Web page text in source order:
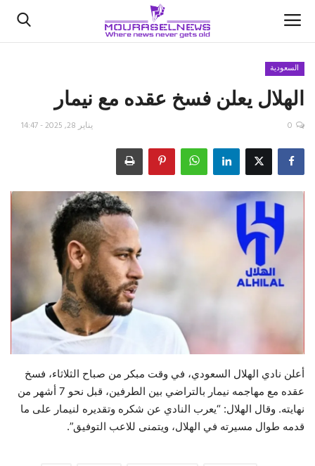
الأخبار
كتّابنا
السعودية
اقتصاد
علوم وتكنولوجيا
رياضة
السعودية
الهلال يعلن فسخ عقده مع نيمار
يناير 28, 2025 - 14:47 0
أعلن نادي الهلال السعودي، في وقت مبكر من صباح الثلاثاء، فسخ
عقده مع مهاجمه نيمار بالتراضي بين الطرفين، قبل نحو 7 أشهر من
نهايته. وقال الهلال: “يعرب النادي عن شكره وتقديره لنيمار على ما
قدمه طوال مسيرته في الهلال، ويتمنى للاعب التوفيق”.